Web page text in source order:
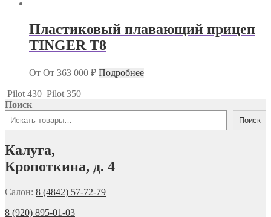
Пластиковый плавающий прицеп
TINGER T8
От От 363 000 ₽ Подробнее
Pilot 430 Pilot 350
Поиск
Поиск
Калуга,
Кропоткина, д. 4
Салон: 8 (4842) 57-72-79
8 (920) 895-01-03